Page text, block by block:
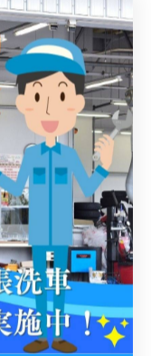
洗車
通自動車
Categories